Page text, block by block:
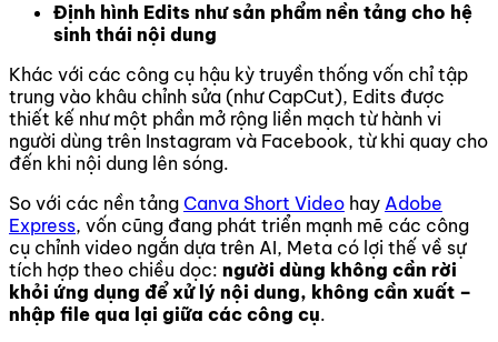
Định hình Edits như sản phẩm nền tảng cho hệ
sinh thái nội dung
Khác với các công cụ hậu kỳ truyền thống vốn chỉ tập
trung vào khâu chỉnh sửa (như CapCut), Edits được
thiết kế như một phần mở rộng liền mạch từ hành vi
người dùng trên Instagram và Facebook, từ khi quay cho
đến khi nội dung lên sóng.
So với các nền tảng Canva Short Video hay Adobe
Express, vốn cũng đang phát triển mạnh mẽ các công
cụ chỉnh video ngắn dựa trên AI, Meta có lợi thế về sự
tích hợp theo chiều dọc: người dùng không cần rời
khỏi ứng dụng để xử lý nội dung, không cần xuất –
nhập file qua lại giữa các công cụ.